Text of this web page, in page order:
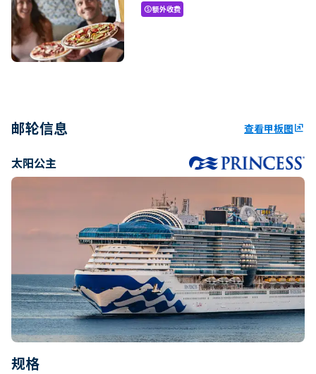
paid额外收费
邮轮信息 查看甲板图ungroup
太阳公主
规格